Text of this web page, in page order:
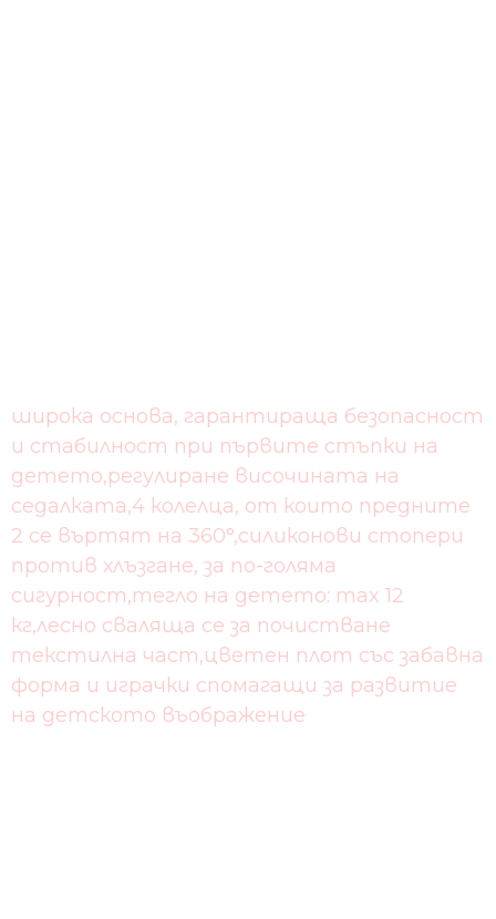
широка основа, гарантираща безопасност
и стабилност при първите стъпки на
детето,регулиране височината на
седалката,4 колелца, от които предните
2 се въртят на 360°,силиконови стопери
против хлъзгане, за по-голяма
сигурност,тегло на детето: max 12
кг,лесно сваляща се за почистване
текстилна част,цветен плот със забавна
форма и играчки спомагащи за развитие
на детското въображение